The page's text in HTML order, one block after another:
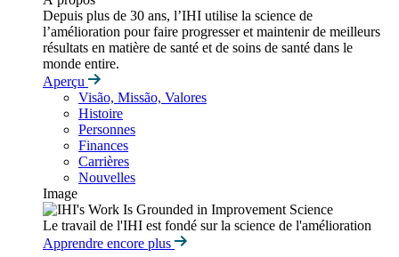
Depuis plus de 30 ans, l’IHI utilise la science de
l’amélioration pour faire progresser et maintenir de meilleurs
résultats en matière de santé et de soins de santé dans le
monde entire.
Aperçu
Visão, Missão, Valores
Histoire
Personnes
Finances
Carrières
Nouvelles
Image
Le travail de l'IHI est fondé sur la science de l'amélioration
Apprendre encore plus